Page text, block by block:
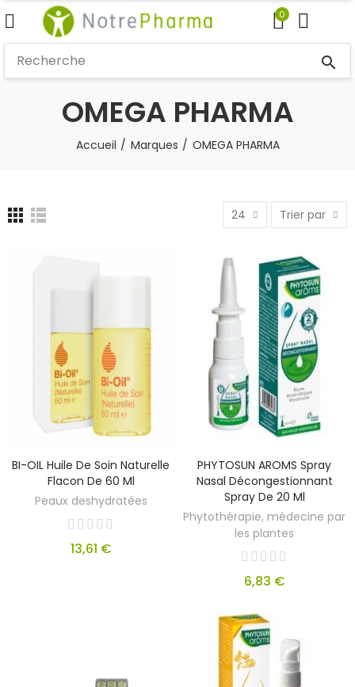
0
search
OMEGA PHARMA
Accueil Marques OMEGA PHARMA
24 Trier par
BI-OIL Huile De Soin Naturelle
Flacon De 60 Ml
Peaux deshydratées
13,61 €
PHYTOSUN AROMS Spray
Nasal Décongestionnant
Spray De 20 Ml
Phytothérapie, médecine par
les plantes
6,83 €